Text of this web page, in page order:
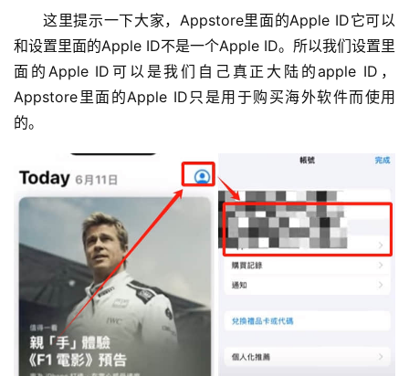
这里提示一下大家，Appstore里面的Apple ID它可以
和设置里面的Apple ID不是一个Apple ID。所以我们设置里
面的Apple ID可以是我们自己真正大陆的apple ID，
Appstore里面的Apple ID只是用于购买海外软件而使用
的。